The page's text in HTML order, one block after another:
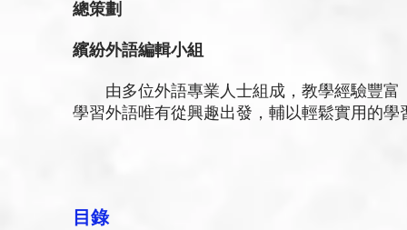
總策劃
繽紛外語編輯小組
由多位外語專業人士組成，教學經驗豐富
學習外語唯有從興趣出發，輔以輕鬆實用的
目錄